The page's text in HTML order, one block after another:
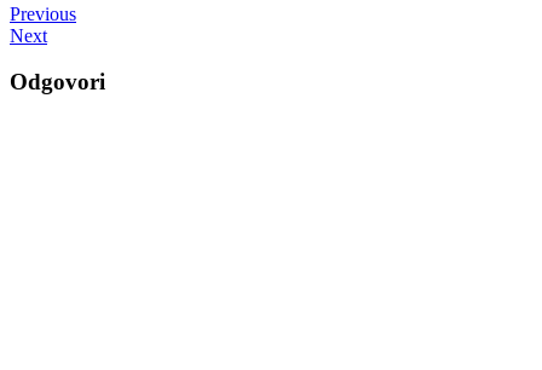
Post
navigation
Previous
Next
Odgovori